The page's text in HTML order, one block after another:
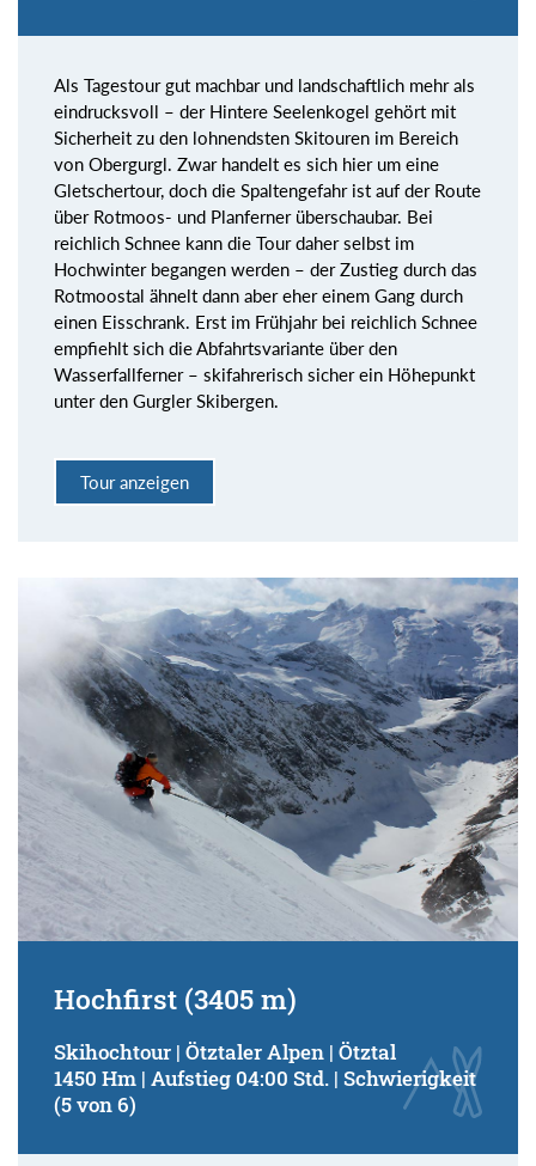
Als Tagestour gut machbar und landschaftlich mehr als
eindrucksvoll – der Hintere Seelenkogel gehört mit
Sicherheit zu den lohnendsten Skitouren im Bereich
von Obergurgl. Zwar handelt es sich hier um eine
Gletschertour, doch die Spaltengefahr ist auf der Route
über Rotmoos- und Planferner überschaubar. Bei
reichlich Schnee kann die Tour daher selbst im
Hochwinter begangen werden – der Zustieg durch das
Rotmoostal ähnelt dann aber eher einem Gang durch
einen Eisschrank. Erst im Frühjahr bei reichlich Schnee
empfiehlt sich die Abfahrtsvariante über den
Wasserfallferner – skifahrerisch sicher ein Höhepunkt
unter den Gurgler Skibergen.
Tour anzeigen
Hochfirst (3405 m)
Skihochtour | Ötztaler Alpen | Ötztal
1450 Hm | Aufstieg 04:00 Std. | Schwierigkeit
(5 von 6)